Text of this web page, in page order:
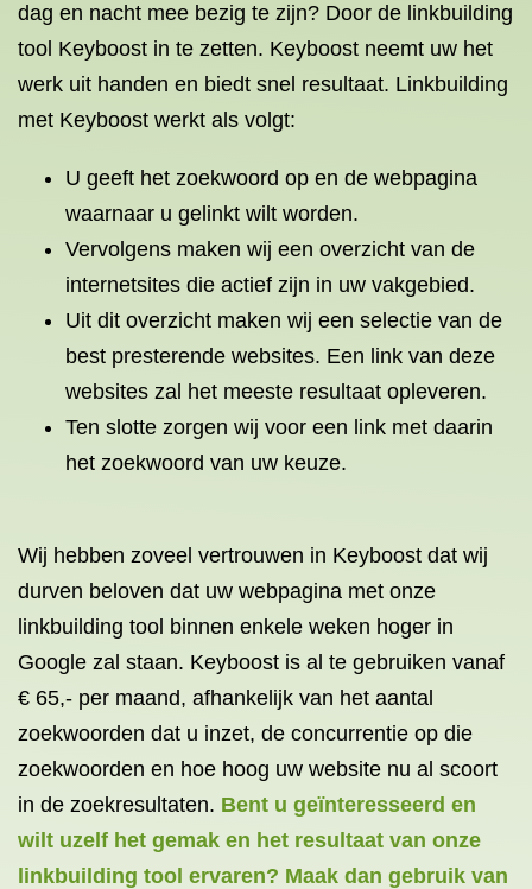
dag en nacht mee bezig te zijn? Door de linkbuilding
tool Keyboost in te zetten. Keyboost neemt uw het
werk uit handen en biedt snel resultaat. Linkbuilding
met Keyboost werkt als volgt:
U geeft het zoekwoord op en de webpagina
waarnaar u gelinkt wilt worden.
Vervolgens maken wij een overzicht van de
internetsites die actief zijn in uw vakgebied.
Uit dit overzicht maken wij een selectie van de
best presterende websites. Een link van deze
websites zal het meeste resultaat opleveren.
Ten slotte zorgen wij voor een link met daarin
het zoekwoord van uw keuze.
Wij hebben zoveel vertrouwen in Keyboost dat wij
durven beloven dat uw webpagina met onze
linkbuilding tool binnen enkele weken hoger in
Google zal staan. Keyboost is al te gebruiken vanaf
€ 65,- per maand, afhankelijk van het aantal
zoekwoorden dat u inzet, de concurrentie op die
zoekwoorden en hoe hoog uw website nu al scoort
in de zoekresultaten. Bent u geïnteresseerd en
wilt uzelf het gemak en het resultaat van onze
linkbuilding tool ervaren? Maak dan gebruik van